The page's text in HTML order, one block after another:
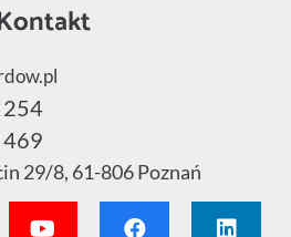
254
29/8, 61-806 Poznań